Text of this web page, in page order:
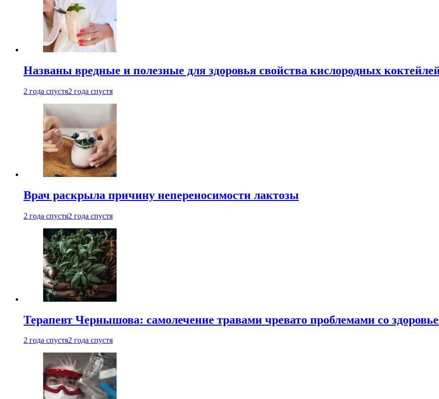
Названы вредные и полезные для здоровья свойства кислородных
2 года спустя2 года спустя
Врач раскрыла причину непереносимости лактозы
2 года спустя2 года спустя
Терапевт Чернышова: самолечение травами чревато проблемами со
2 года спустя2 года спустя